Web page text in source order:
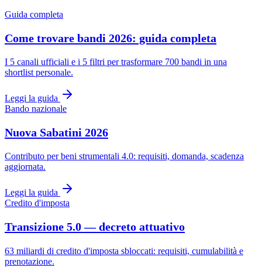
Guida completa
Come trovare bandi 2026: guida completa
I 5 canali ufficiali e i 5 filtri per trasformare 700 bandi in una
shortlist personale.
Leggi la guida
Bando nazionale
Nuova Sabatini 2026
Contributo per beni strumentali 4.0: requisiti, domanda, scadenza
aggiornata.
Leggi la guida
Credito d'imposta
Transizione 5.0 — decreto attuativo
63 miliardi di credito d'imposta sbloccati: requisiti, cumulabilità e
prenotazione.